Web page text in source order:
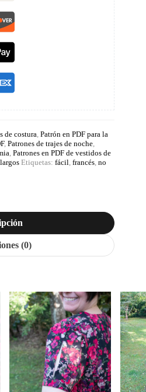
de costura Patrón en PDF para la
, Patrones de trajes de noche
Patrones en PDF de vestidos de
Etiquetas: fácil francés no
(0)